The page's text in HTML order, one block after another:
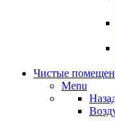
Чистые
Menu